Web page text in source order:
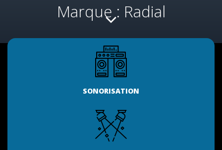
Marque : Radial
SONORISATION